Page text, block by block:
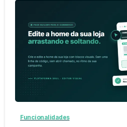
Funcionalidades